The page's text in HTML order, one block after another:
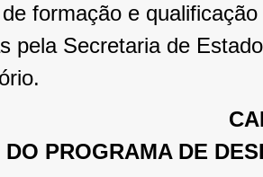
formação e
pela Secretaria de
DO PROGRAMA DE